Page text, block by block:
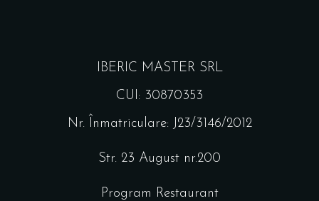
IBERIC MASTER SRL
CUI: 30870353
Nr. Înmatriculare: J23/3146/2012
Str. 23 August nr.200
Program Restaurant